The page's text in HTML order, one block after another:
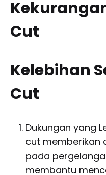
Cut
Kelebihan
Cut
Dukungan yang
cut memberikan
pada
membantu